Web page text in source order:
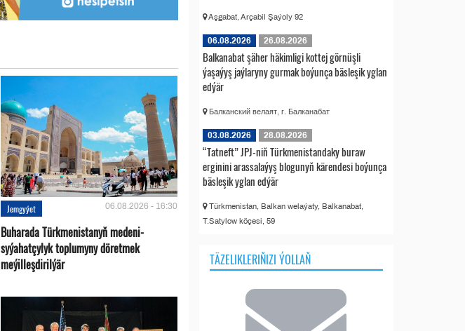
Jemgyýet 06.08.2026 - 16:30
Buharada Türkmenistanyň medeni-
syýahatçylyk toplumyny döretmek
meýilleşdirilýär
Aşgabat, Arçabil Şaýoly 92
06.08.2026 26.08.2026
Balkanabat şäher häkimligi kottej görnüşli
ýaşaýyş jaýlaryny gurmak boýunça bäsleşik yglan
edýär
Балканский велаят, г. Балканабат
03.08.2026 28.08.2026
“Tatneft” JPJ-niň Türkmenistandaky buraw
erginini arassalaýyş blogunyň kärendesi boýunça
bäsleşik yglan edýär
Türkmenistan, Balkan welaýaty, Balkanabat,
T.Satylow köçesi, 59
TÄZELIKLERIŇIZI ÝOLLAŇ